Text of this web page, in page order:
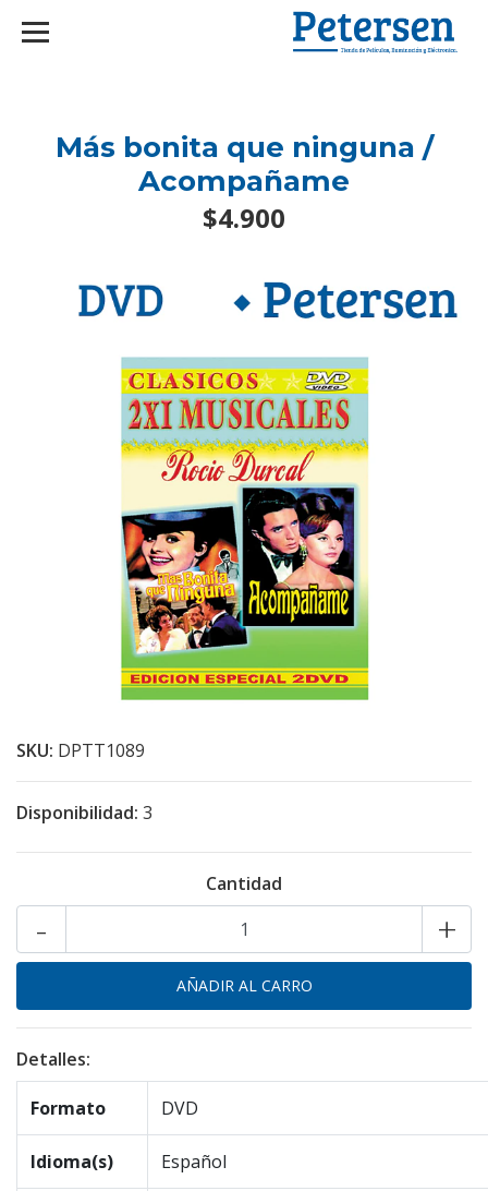
Más bonita que ninguna /
Acompañame
$4.900
SKU: DPTT1089
Disponibilidad: 3
Cantidad
+
-
Detalles:
Formato DVD
Idioma(s) Español